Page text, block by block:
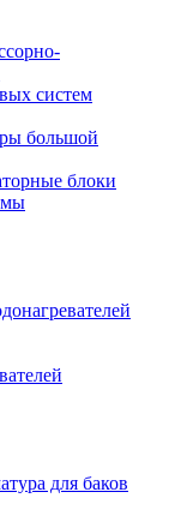
систем
большой
блоки
для баков